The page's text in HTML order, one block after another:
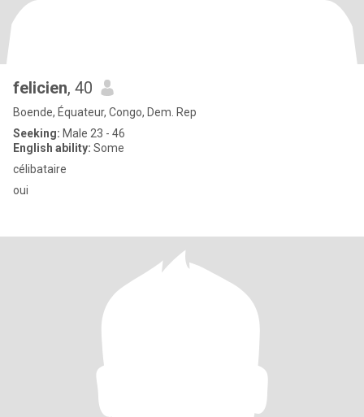
felicien, 40
Boende, Équateur, Congo, Dem. Rep
Seeking: Male 23 - 46
English ability: Some
célibataire
oui